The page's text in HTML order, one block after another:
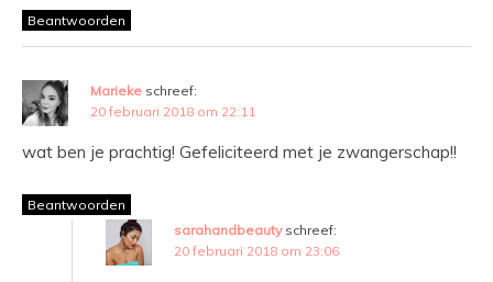
Beantwoorden
Marieke schreef:
20 februari 2018 om 22:11
wat ben je prachtig! Gefeliciteerd met je zwangerschap!!
Beantwoorden
sarahandbeauty schreef:
20 februari 2018 om 23:06